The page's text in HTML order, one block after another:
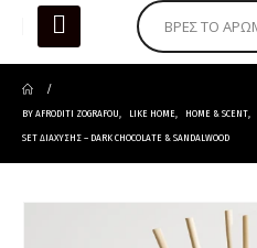
BY AFRODITI ZOGRAFOU, LIKE HOME, HOME & SCENT,
SET ΔΙΑΧΥΣΗΣ – DARK CHOCOLATE & SANDALWOOD